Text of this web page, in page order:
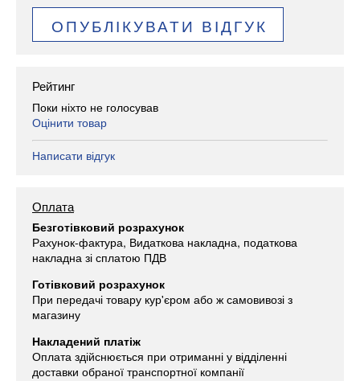
ОПУБЛІКУВАТИ ВІДГУК
Рейтинг
Поки ніхто не голосував
Оцінити товар
Написати відгук
Оплата
Безготівковий розрахунок
Рахунок-фактура, Видаткова накладна, податкова
накладна зі сплатою ПДВ
Готівковий розрахунок
При передачі товару кур'єром або ж самовивозі з
магазину
Накладений платіж
Оплата здійснюється при отриманні у відділенні
доставки обраної транспортної компанії